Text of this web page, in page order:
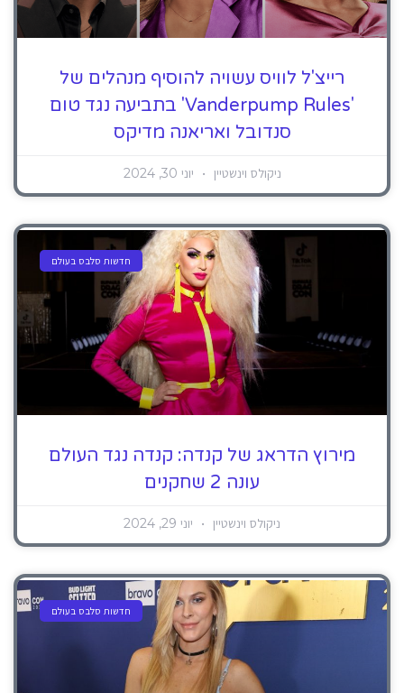
רייצ'ל לוויס עשויה להוסיף מנהלים של
'Vanderpump Rules' בתביעה נגד טום
סנדובל ואריאנה מדיקס
ניקולס וינשטיין יוני 30, 2024
חדשות סלבס בעולם
מירוץ הדראג של קנדה: קנדה נגד העולם
עונה 2 שחקנים
ניקולס וינשטיין יוני 29, 2024
חדשות סלבס בעולם